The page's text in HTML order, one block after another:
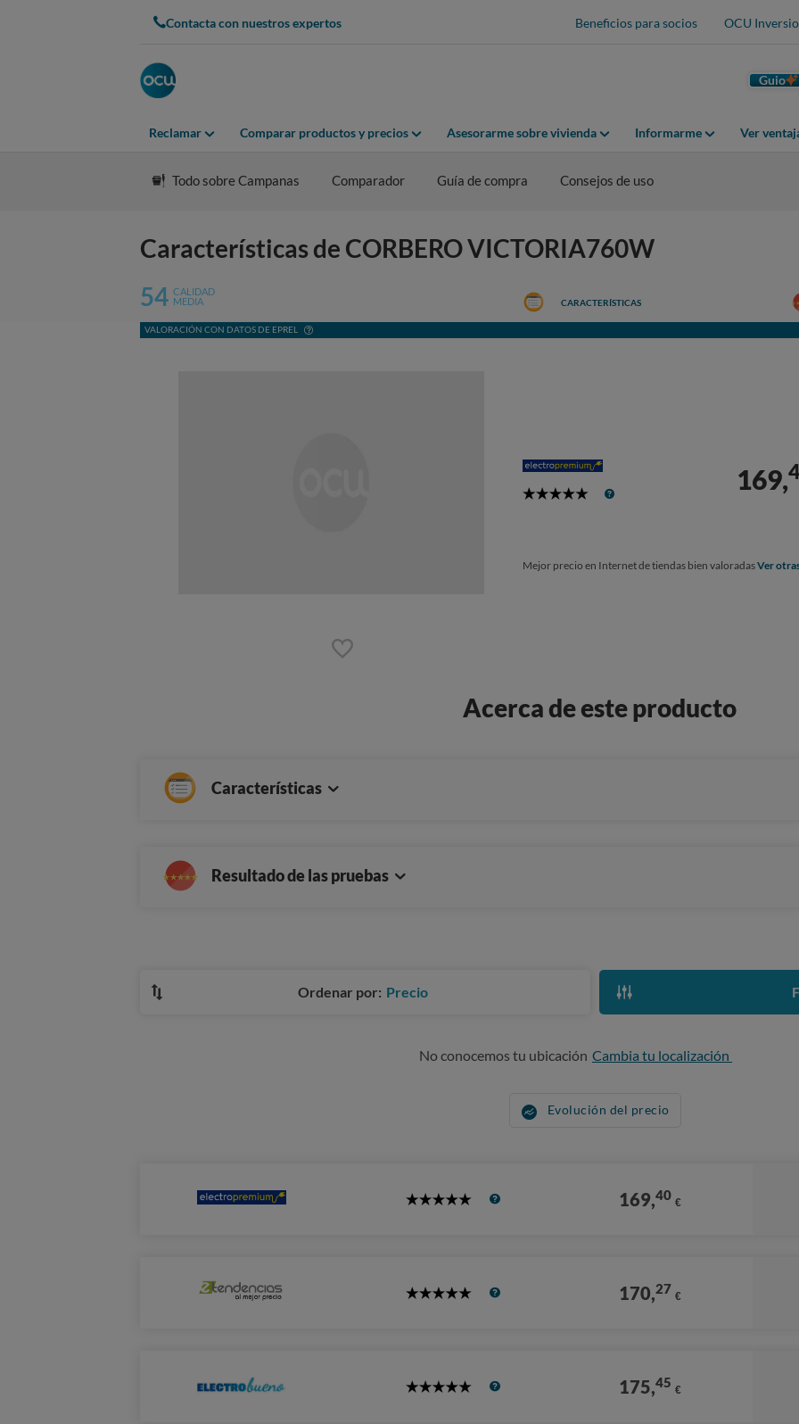
Contacta con nuestros expertos Beneficios para socios OCU
Guio
Reclamar Comparar productos y precios Asesorarme sobre vivienda Informarme Ver
Todo sobre Campanas Comparador Guía de compra Consejos de uso
Características de CORBERO VICTORIA760W
54 CALIDAD
MEDIA
VALORACIÓN CON DATOS DE EPREL
CARACTERÍSTICAS
5
169,
Mejor precio en Internet de tiendas bien valoradasVer
Acerca de este producto
Características
Resultado de las pruebas
Ordenar por: Precio
No conocemos tu ubicación Cambia tu localización
Evolución del precio
5
169,40 €
5
170,27 €
5
175,45 €